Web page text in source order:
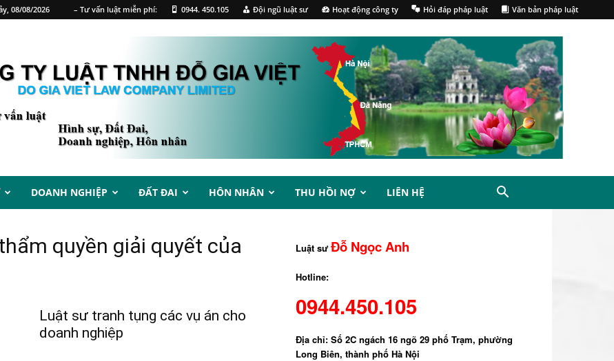
08/08/2026 – Tư vấn luật miễn phí: 0944. 450.105 Đội ngũ luật sư Hoạt động công ty Hỏi đáp pháp luật Văn bản pháp luật
DOANH NGHIỆP ĐẤT ĐAI HÔN NHÂN THU HỒI NỢ LIÊN HỆ
quyền giải quyết của
Luật sư tranh tụng các vụ án cho
doanh nghiệp
Luật sưĐỗ Ngọc Anh
Hotline:
0944.450.105
Địa chỉ: Số 2C ngách 16 ngõ 29 phố Trạm, phường
Long Biên, thành phố Hà Nội